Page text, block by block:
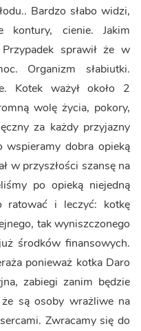
Bardzo słabo widzi,
kontury, cienie. Jakim
sprawił że w
Organizm słabiutki.
Kotek ważył około 2
wolę życia, pokory,
za każdy przyjazny
dobra opieką
w przyszłości szansę na
po opieką niejedną
ratować i leczyć: kotkę
tak wyniszczonego
środków finansowych.
ponieważ kotka Daro
zabiegi zanim będzie
są osoby wrażliwe na
Zwracamy się do